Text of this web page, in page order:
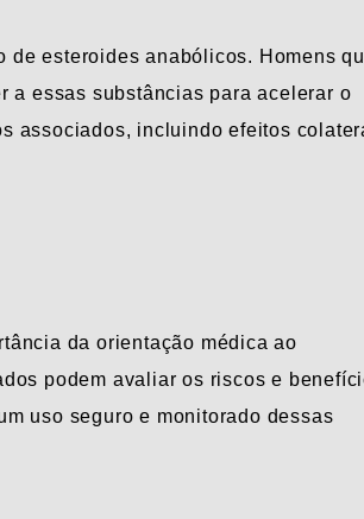
de esteroides anabólicos. Homens
a essas substâncias para acelerar o
associados, incluindo efeitos
da orientação médica ao
podem avaliar os riscos e
uso seguro e monitorado dessas